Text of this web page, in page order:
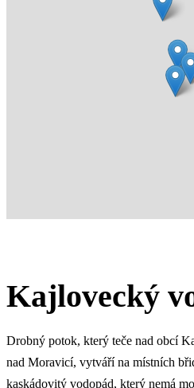
Kajlovecký
Drobný potok, který teče nad obcí
nad Moravicí, vytváří na místních
kaskádovitý vodopád, který nemá